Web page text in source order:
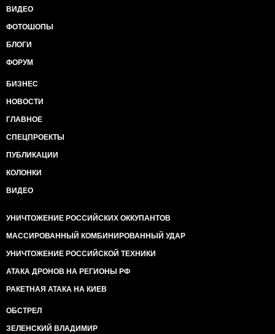
ВИДЕО
ФОТОШОПЫ
БЛОГИ
ФОРУМ
БИЗНЕС
НОВОСТИ
ГЛАВНОЕ
СПЕЦПРОЕКТЫ
ПУБЛИКАЦИИ
КОЛОНКИ
ВИДЕО
УНИЧТОЖЕНИЕ РОССИЙСКИХ ОККУПАНТОВ
МАССИРОВАННЫЙ КОМБИНИРОВАННЫЙ УДАР
УНИЧТОЖЕНИЕ РОССИЙСКОЙ ТЕХНИКИ
АТАКА ДРОНОВ НА РЕГИОНЫ РФ
РАКЕТНАЯ АТАКА НА КИЕВ
ОБСТРЕЛ
ЗЕЛЕНСКИЙ ВЛАДИМИР